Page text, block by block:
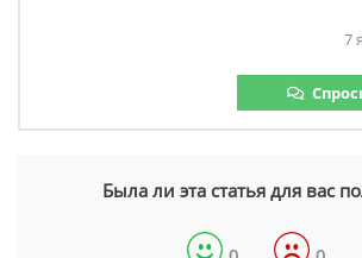
7
Была ли эта статья для вас